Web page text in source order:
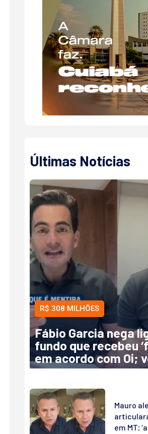
Últimas Notícias
R$ 308 MILHÕES
Fábio Garcia nega
fundo que recebeu
em acordo com Oi;
Mauro
em MT;